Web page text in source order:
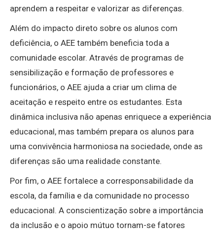
aprendem a respeitar e valorizar as diferenças.
Além do impacto direto sobre os alunos com
deficiência, o AEE também beneficia toda a
comunidade escolar. Através de programas de
sensibilização e formação de professores e
funcionários, o AEE ajuda a criar um clima de
aceitação e respeito entre os estudantes. Esta
dinâmica inclusiva não apenas enriquece a experiência
educacional, mas também prepara os alunos para
uma convivência harmoniosa na sociedade, onde as
diferenças são uma realidade constante.
Por fim, o AEE fortalece a corresponsabilidade da
escola, da família e da comunidade no processo
educacional. A conscientização sobre a importância
da inclusão e o apoio mútuo tornam-se fatores